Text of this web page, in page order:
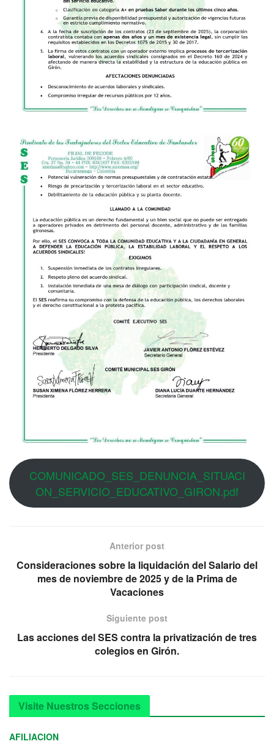
COMUNICADO_SES_DENUNCIA_SITUACI
ON_SERVICIO_EDUCATIVO_GIRON.pdf
Anterior post
Consideraciones sobre la liquidación del Salario del
mes de noviembre de 2025 y de la Prima de
Vacaciones
Siguiente post
Las acciones del SES contra la privatización de tres
colegios en Girón.
Visite Nuestros Secciones
AFILIACION